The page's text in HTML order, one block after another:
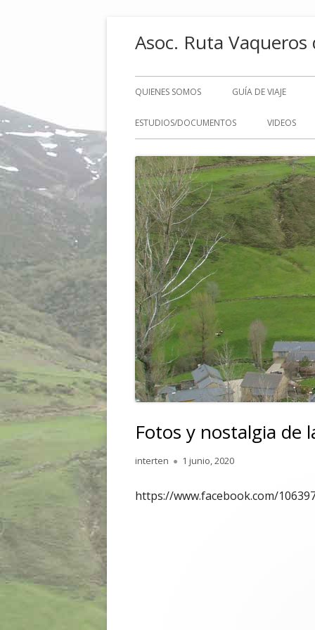
Asoc. Ruta
Menú
principal
QUIENES SOMOS GUÍA DE VIAJE
ESTUDIOS/DOCUMENTOS VIDEOS
Fotos y nostalgia de
Autor
interten
Publicado
1 junio, 2020
https://www.facebook.com/